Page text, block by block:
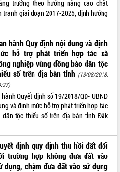
trưởng theo hướng nâng cao chất
tranh giai đoạn 2017-2025, định hướng
hành Quy định nội dung và định
hỗ trợ phát triển hợp tác xã
nghiệp vùng đồng bào dân tộc
số trên địa bàn tỉnh (13/08/2018,
Quyết định số 19/2018/QĐ- UBND
và định mức hỗ trợ phát triển hợp tác
dân tộc thiểu số trên địa bàn tỉnh Đắk
định quy định thu hồi đất đối
trường hợp không đưa đất vào
dụng, chậm đưa đất vào sử dụng